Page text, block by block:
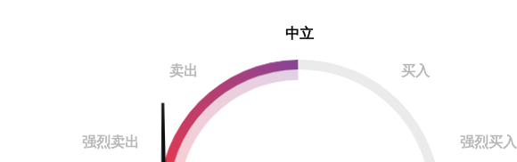
中立
卖出 买入
强烈卖出 强烈买入